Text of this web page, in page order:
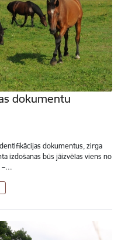
dokumentu
dokumentus, zirga
izdošanas būs jāizvēlas viens no
–…